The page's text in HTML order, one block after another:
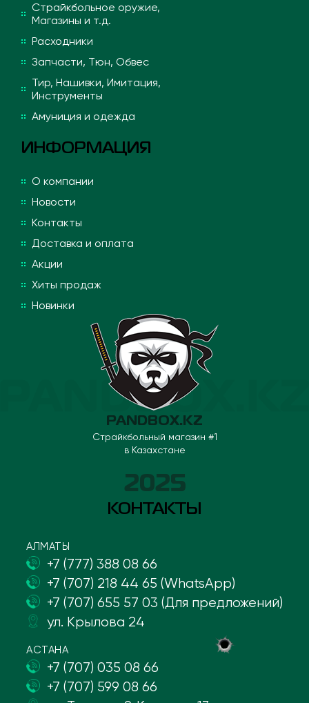
Страйкбольное оружие,
Магазины и т.д.
Расходники
Запчасти, Тюн, Обвес
Тир, Нашивки, Имитация,
Инструменты
Амуниция и одежда
ИНФОРМАЦИЯ
О компании
Новости
Контакты
Доставка и оплата
Акции
Хиты продаж
Новинки
PANDBOX.KZ
Страйкбольный магазин #1
в Казахстане
2025
КОНТАКТЫ
АЛМАТЫ
+7 (777) 388 08 66
+7 (707) 218 44 65 (WhatsApp)
+7 (707) 655 57 03 (Для предложений)
ул. Крылова 24
АСТАНА
+7 (707) 035 08 66
+7 (707) 599 08 66